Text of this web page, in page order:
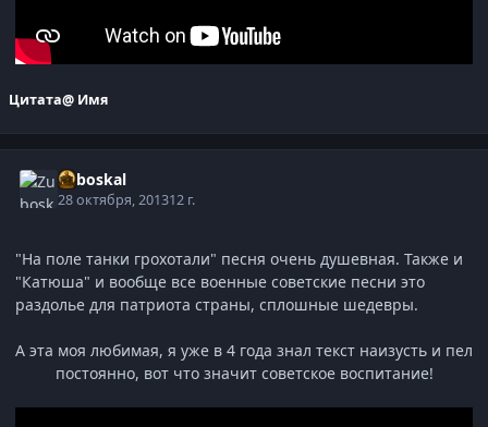
Цитата@ Имя
Zuboskal
28 октября, 201312 г.
"На поле танки грохотали" песня очень душевная. Также и
"Катюша" и вообще все военные советские песни это
раздолье для патриота страны, сплошные шедевры.
А эта моя любимая, я уже в 4 года знал текст наизусть и пел
постоянно, вот что значит советское воспитание!